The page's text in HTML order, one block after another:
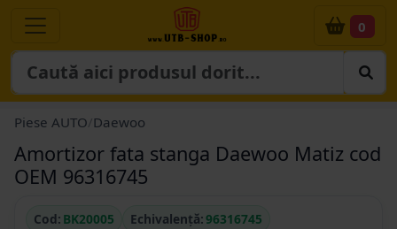
0
Piese AUTO Daewoo
Amortizor fata stanga Daewoo Matiz cod
OEM 96316745
Cod: BK20005 Echivalență:96316745